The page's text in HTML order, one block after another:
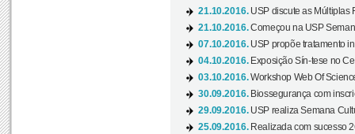
21.10.2016. USP discute as Múltiplas
21.10.2016.Começou na USP
07.10.2016. USP propõe tratamento
04.10.2016. Exposição Sín-tese no
03.10.2016.Workshop Web Of
30.09.2016. Biossegurança com
29.09.2016. USP realiza Semana
25.09.2016. Realizada com sucesso